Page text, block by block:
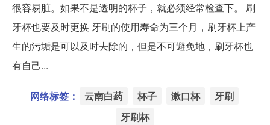
很容易脏。如果不是透明的杯子，就必须经常检查下。 刷
牙杯也要及时更换 牙刷的使用寿命为三个月，刷牙杯上产
生的污垢是可以及时去除的，但是不可避免地，刷牙杯也
有自己...
网络标签： 云南白药 杯子 漱口杯
牙刷
牙刷杯